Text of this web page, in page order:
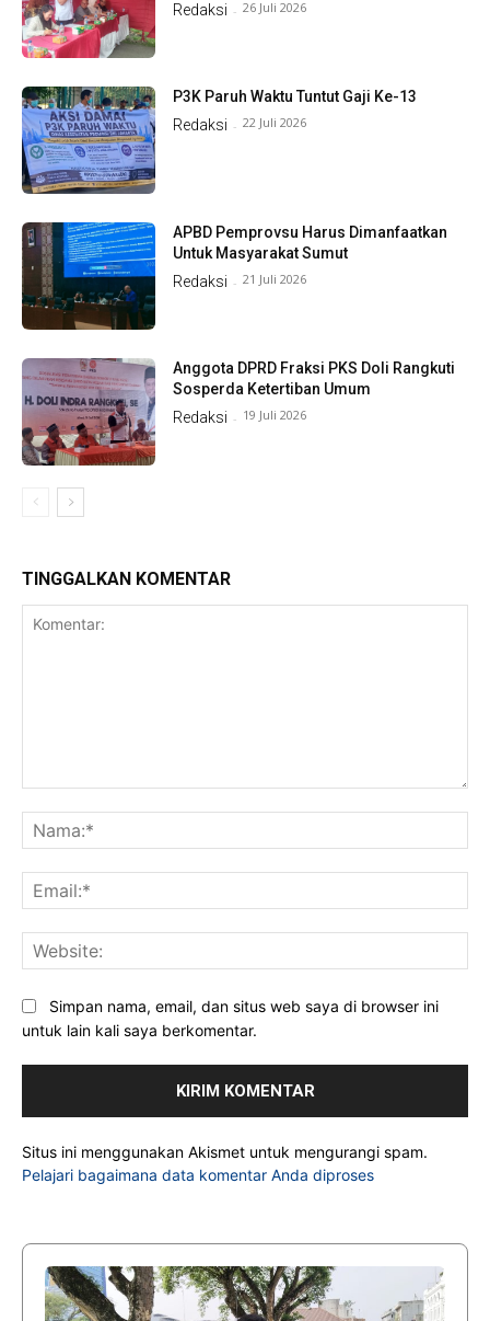
Redaksi - 26 Juli 2026
P3K Paruh Waktu Tuntut Gaji Ke-13
Redaksi - 22 Juli 2026
APBD Pemprovsu Harus Dimanfaatkan
Untuk Masyarakat Sumut
Redaksi - 21 Juli 2026
Anggota DPRD Fraksi PKS Doli Rangkuti
Sosperda Ketertiban Umum
Redaksi - 19 Juli 2026
TINGGALKAN KOMENTAR
Simpan nama, email, dan situs web saya di browser ini
untuk lain kali saya berkomentar.
Situs ini menggunakan Akismet untuk mengurangi spam.
Pelajari bagaimana data komentar Anda diproses